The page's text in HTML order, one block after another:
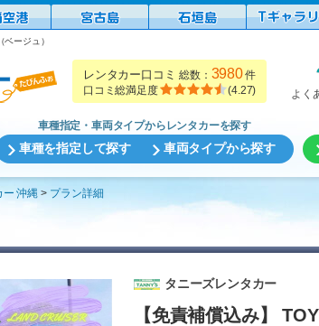
ージュ）
レンタカー口コミ 総数： 3980件
口コミ総満足度
(4.27) よく
車種指定・車両タイプからレンタカーを探す
車種を指定して探す 車両タイプから探す
ー 沖縄 プラン詳細
タニーズレンタカー
【免責補償込み】